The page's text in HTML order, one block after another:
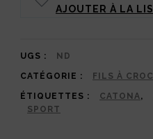
Bleus
:
le
coton
AJOUTER À LA
UGS : ND
CATÉGORIE : FILS À
ÉTIQUETTES : CATONA,
SPORT